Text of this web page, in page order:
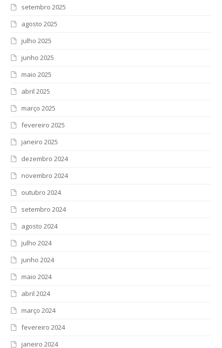
setembro 2025
agosto 2025
julho 2025
junho 2025
maio 2025
abril 2025
março 2025
fevereiro 2025
janeiro 2025
dezembro 2024
novembro 2024
outubro 2024
setembro 2024
agosto 2024
julho 2024
junho 2024
maio 2024
abril 2024
março 2024
fevereiro 2024
janeiro 2024